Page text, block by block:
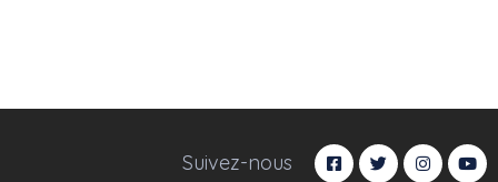
Suivez-nous